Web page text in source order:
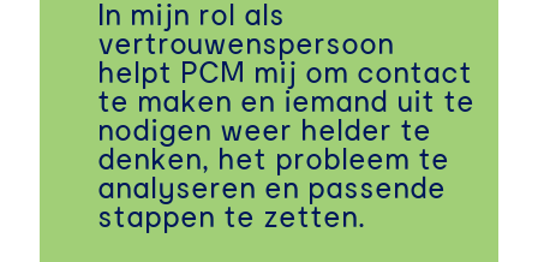
In mijn rol als
vertrouwenspersoon
helpt PCM mij om contact
te maken en iemand uit te
nodigen weer helder te
denken, het probleem te
analyseren en passende
stappen te zetten.